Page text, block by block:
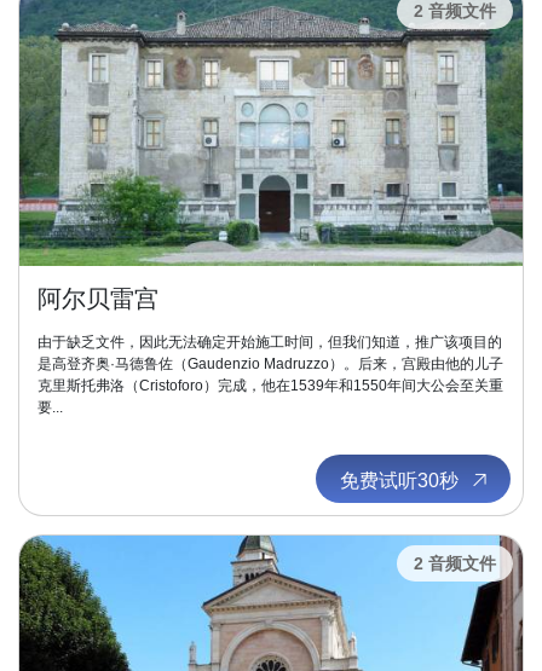
2 音频文件
阿尔贝雷宫
由于缺乏文件，因此无法确定开始施工时间，但我们知道，推广该项目的
是高登齐奥·马德鲁佐（Gaudenzio Madruzzo）。后来，宫殿由他的儿子
克里斯托弗洛（Cristoforo）完成，他在1539年和1550年间大公会至关重
要...
免费试听30秒
2 音频文件